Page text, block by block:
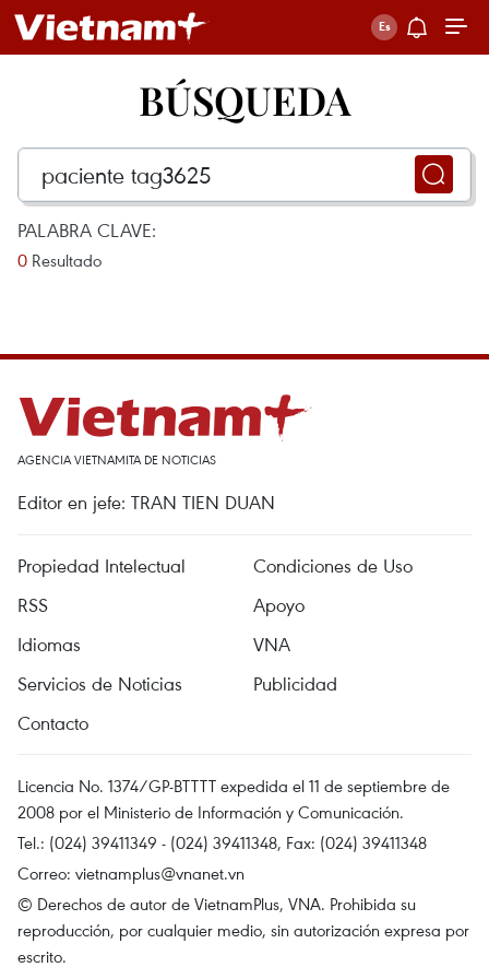
BÚSQUEDA
PALABRA CLAVE:
0 Resultado
AGENCIA VIETNAMITA DE NOTICIAS
Editor en jefe: TRAN TIEN DUAN
Propiedad Intelectual
Condiciones de Uso
RSS
Apoyo
Idiomas
VNA
Servicios de Noticias
Publicidad
Contacto
Licencia No. 1374/GP-BTTTT expedida el 11 de septiembre de
2008 por el Ministerio de Información y Comunicación.
Tel.: (024) 39411349 - (024) 39411348, Fax: (024) 39411348
Correo: vietnamplus@vnanet.vn
© Derechos de autor de VietnamPlus, VNA. Prohibida su
reproducción, por cualquier medio, sin autorización expresa por
escrito.